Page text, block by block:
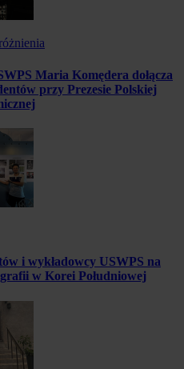
Maria Komędera dołącza
przy Prezesie Polskiej
i wykładowcy USWPS na
w Korei Południowej